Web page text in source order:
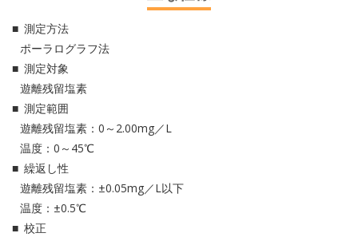
測定方法
ポーラログラフ法
測定対象
遊離残留塩素
測定範囲
遊離残留塩素：0～2.00mg／L
温度：0～45℃
繰返し性
遊離残留塩素：±0.05mg／L以下
温度：±0.5℃
校正